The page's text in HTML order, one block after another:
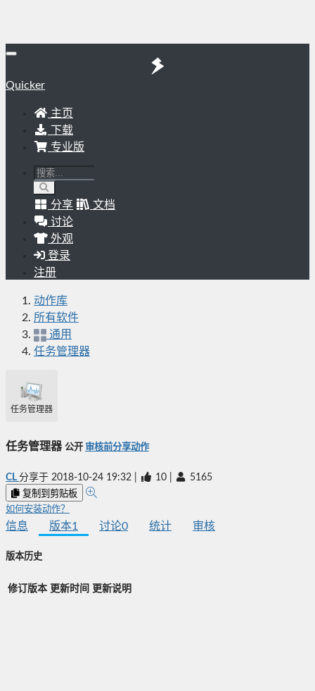
Quicker
主页
下载
专业版
分享
文档
讨论
外观
登录
注册
动作库
所有软件
通用
任务管理器
任务管理器
任务管理器 公开 审核前分享动作
CL 分享于 2018-10-24 19:32 10 5165
复制到剪贴板
如何安装动作？
信息 版本1 讨论0 统计 审核
版本历史
修订版本 更新时间 更新说明